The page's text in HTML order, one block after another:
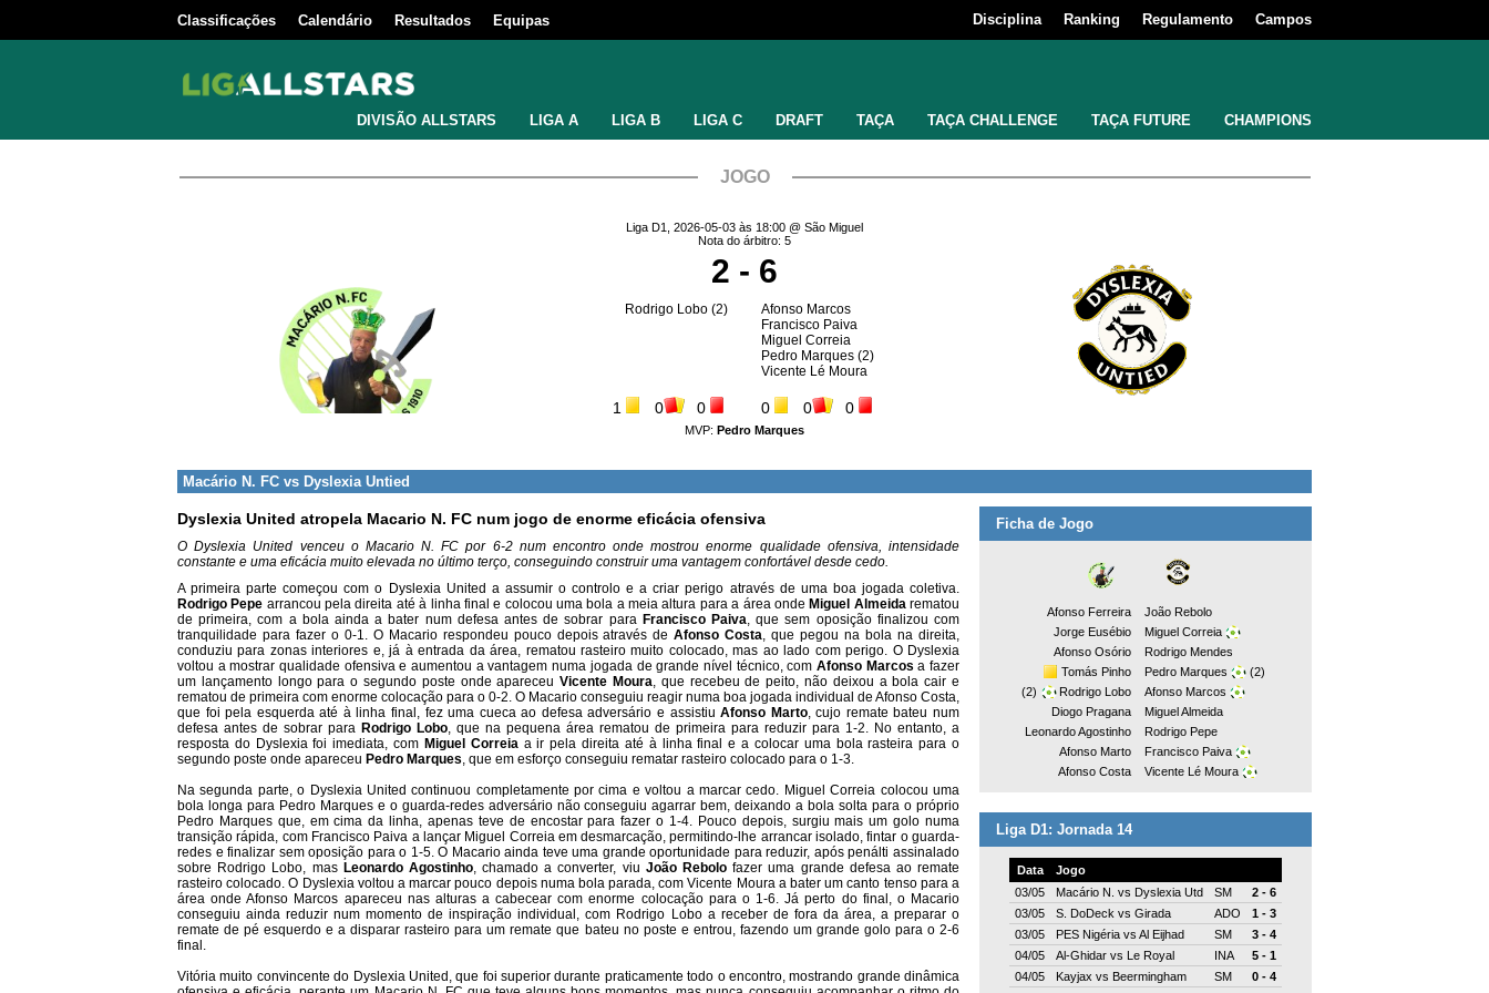
Classificações Calendário Resultados Equipas Disciplina Ranking Regulamento Campos
DIVISÃO ALLSTARS LIGA A LIGA B LIGA C DRAFT TAÇA TAÇA CHALLENGE TAÇA FUTURE CHAMPIONS
JOGO
Liga D1, 2026-05-03 às 18:00 @ São Miguel
Nota do árbitro: 5
2 - 6
Rodrigo Lobo (2)
Afonso Marcos
Francisco Paiva
Miguel Correia
Pedro Marques (2)
Vicente Lé Moura
1 0 0 0 0 0
MVP: Pedro Marques
Macário N. FC vs Dyslexia Untied
Dyslexia United atropela Macario N. FC num jogo de enorme eficácia ofensiva
O Dyslexia United venceu o Macario N. FC por 6-2 num encontro onde mostrou enorme qualidade ofensiva, intensidade
constante e uma eficácia muito elevada no último terço, conseguindo construir uma vantagem confortável desde cedo.
A primeira parte começou com o Dyslexia United a assumir o controlo e a criar perigo através de uma boa jogada coletiva.
Rodrigo Pepe arrancou pela direita até à linha final e colocou uma bola a meia altura para a área onde Miguel Almeidarematou
de primeira, com a bola ainda a bater num defesa antes de sobrar para Francisco Paiva, que sem oposição finalizou com
tranquilidade para fazer o 0-1. O Macario respondeu pouco depois através deAfonso Costa, que pegou na bola na direita,
conduziu para zonas interiores e, já à entrada da área, rematou rasteiro muito colocado, mas ao lado com perigo. O Dyslexia
voltou a mostrar qualidade ofensiva e aumentou a vantagem numa jogada de grande nível técnico, com Afonso Marcos a fazer
um lançamento longo para o segundo poste onde apareceuVicente Moura, que recebeu de peito, não deixou a bola cair e
rematou de primeira com enorme colocação para o 0-2. O Macario conseguiu reagir numa boa jogada individual de Afonso Costa,
que foi pela esquerda até à linha final, fez uma cueca ao defesa adversário e assistiuAfonso Marto, cujo remate bateu num
defesa antes de sobrar para Rodrigo Lobo, que na pequena área rematou de primeira para reduzir para 1-2. No entanto, a
resposta do Dyslexia foi imediata, com Miguel Correiaa ir pela direita até à linha final e a colocar uma bola rasteira para o
segundo poste onde apareceu Pedro Marques, que em esforço conseguiu rematar rasteiro colocado para o 1-3.
Na segunda parte, o Dyslexia United continuou completamente por cima e voltou a marcar cedo. Miguel Correia colocou uma
bola longa para Pedro Marques e o guarda-redes adversário não conseguiu agarrar bem, deixando a bola solta para o próprio
Pedro Marques que, em cima da linha, apenas teve de encostar para fazer o 1-4. Pouco depois, surgiu mais um golo numa
transição rápida, com Francisco Paiva a lançar Miguel Correia em desmarcação, permitindo-lhe arrancar isolado, fintar o guarda-
redes e finalizar sem oposição para o 1-5. O Macario ainda teve uma grande oportunidade para reduzir, após penálti assinalado
sobre Rodrigo Lobo, mas Leonardo Agostinho, chamado a converter, viu João Rebolofazer uma grande defesa ao remate
rasteiro colocado. O Dyslexia voltou a marcar pouco depois numa bola parada, com Vicente Moura a bater um canto tenso para a
área onde Afonso Marcos apareceu nas alturas a cabecear com enorme colocação para o 1-6. Já perto do final, o Macario
conseguiu ainda reduzir num momento de inspiração individual, com Rodrigo Lobo a receber de fora da área, a preparar o
remate de pé esquerdo e a disparar rasteiro para um remate que bateu no poste e entrou, fazendo um grande golo para o 2-6
final.
Vitória muito convincente do Dyslexia United, que foi superior durante praticamente todo o encontro, mostrando grande dinâmica
Ficha de Jogo
Afonso Ferreira
João Rebolo
Jorge Eusébio
Miguel Correia
Afonso Osório
Rodrigo Mendes
Tomás Pinho
Pedro Marques
(2)
(2)
Rodrigo Lobo
Afonso Marcos
Diogo Pragana
Miguel Almeida
Leonardo Agostinho
Rodrigo Pepe
Afonso Marto
Francisco Paiva
Afonso Costa
Vicente Lé Moura
Liga D1: Jornada 14
Data
Jogo
03/05
Macário N. vs Dyslexia Utd SM
2 - 6
03/05
S. DoDeck vs Girada ADO
1 - 3
03/05
PES Nigéria vs Al Eijhad SM
3 - 4
04/05
Al-Ghidar vs Le Royal INA
5 - 1
04/05
Kayjax vs Beermingham SM 0 - 4